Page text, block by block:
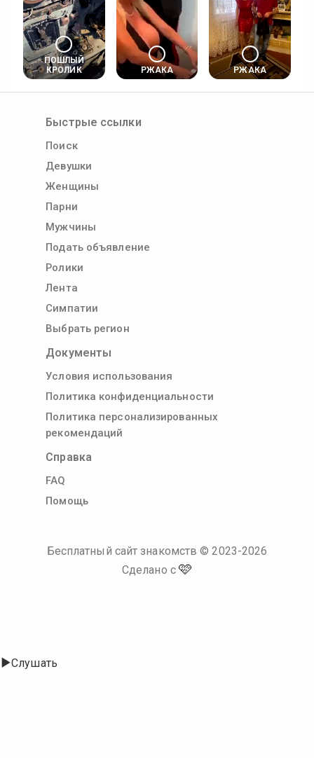
ПОШЛЫЙ
КРОЛИК
РЖАКА РЖАКА
Быстрые ссылки
Поиск
Девушки
Женщины
Парни
Мужчины
Подать объявление
Ролики
Лента
Симпатии
Выбрать регион
Документы
Условия использования
Политика конфиденциальности
Политика персонализированных
рекомендаций
Справка
FAQ
Помощь
Бесплатный сайт знакомств © 2023-2026
Сделано с 🩷
Слушать